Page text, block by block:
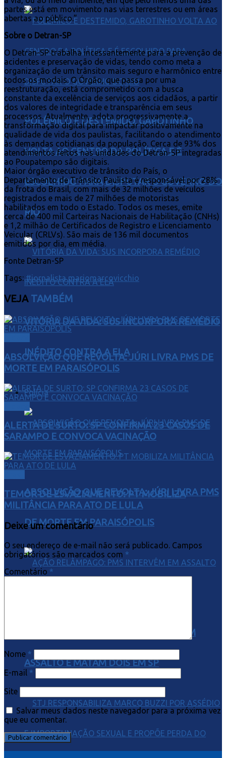
POLÊMICO E DESTEMIDO, GAROTINHO
VOLTA AO CENTRO DA POLÍTICA E É
ESCOLHIDO PARA DISPUTAR O GOVERNO DO
RIO
VITÓRIA DA VIDA: SUS INCORPORA REMÉDIO
INÉDITO CONTRA A ELA
Polícia
ABSOLVIÇÃO QUE REVOLTA: JÚRI LIVRA PMS
DE MORTE EM PARAISÓPOLIS
AÇÃO RELÂMPAGO: PMS INTERVÊM EM
ASSALTO E MATAM DOIS EM SP
partes está em movimento nas vias terrestres ou em áreas
abertas ao público.”
Sobre o Detran-SP
O Detran-SP trabalha incessantemente para a prevenção de
acidentes e preservação de vidas, tendo como meta a
organização de um trânsito mais seguro e harmônico entre
todos os modais. O Órgão, que passa por uma
reestruturação, está comprometido com a busca
constante da excelência de serviços aos cidadãos, a partir
dos valores de integridade e transparência em seus
processos. Atualmente, adota progressivamente a
transformação digital para impactar positivamente na
qualidade de vida dos paulistas, facilitando o atendimento
às demandas cotidianas da população. Cerca de 93% dos
atendimentos feitos nas unidades do Detran-SP integradas
ao Poupatempo são digitais.
Maior órgão executivo de trânsito do País, o
Departamento de Trânsito Paulista é responsável por 28%
da frota do Brasil, com mais de 32 milhões de veículos
registrados e mais de 27 milhões de motoristas
habilitados em todo o Estado. Todos os meses, emite
cerca de 400 mil Carteiras Nacionais de Habilitação (CNHs)
e 1,2 milhão de Certificados de Registro e Licenciamento
Veicular (CRLVs). São mais de 136 mil documentos
emitidos por dia, em média.
Fonte Detran-SP
Tags: #jornalista mariomarcovicchio
VEJATAMBÉM
ABSOLVIÇÃO QUE REVOLTA: JÚRI LIVRA PMS DE
MORTE EM PARAISÓPOLIS
ALERTA DE SURTO: SP CONFIRMA 23 CASOS DE
SARAMPO E CONVOCA VACINAÇÃO
TEMOR DE ESVAZIAMENTO: PT MOBILIZA
MILITÂNCIA PARA ATO DE LULA
Deixe um comentário
O seu endereço de e-mail não será publicado. Campos
obrigatórios são marcados com *
Comentário *
Nome *
E-mail *
Site
Salvar meus dados neste navegador para a próxima vez
que eu comentar.